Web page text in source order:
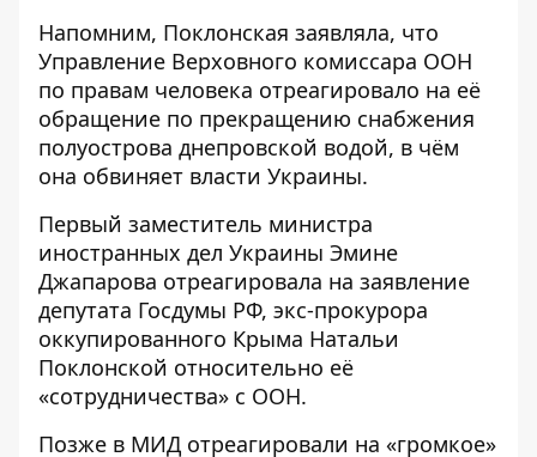
Напомним, Поклонская заявляла, что
Управление Верховного комиссара ООН
по правам человека отреагировало на её
обращение по прекращению снабжения
полуострова днепровской водой, в чём
она обвиняет власти Украины.
Первый заместитель министра
иностранных дел Украины Эмине
Джапарова отреагировала на заявление
депутата Госдумы РФ, экс-прокурора
оккупированного Крыма Натальи
Поклонской относительно её
«сотрудничества» с ООН.
Позже в МИД отреагировали на «громкое»